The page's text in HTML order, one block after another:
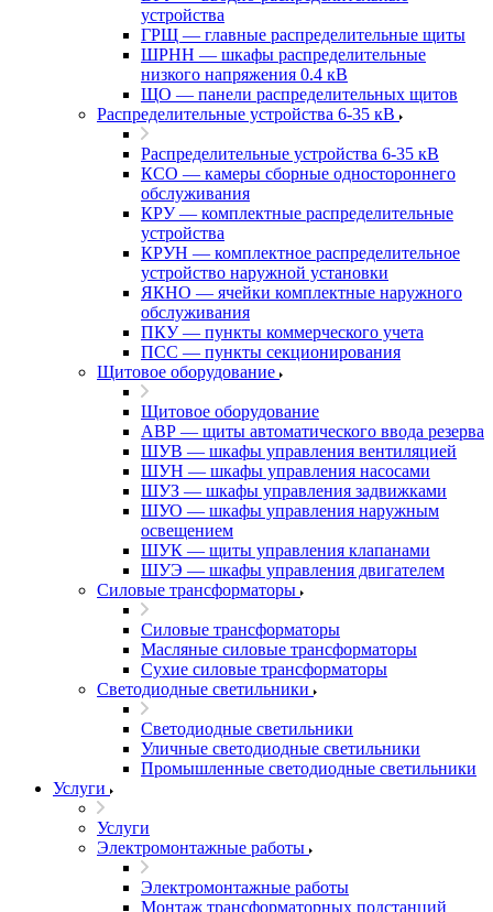
устройства
ГРЩ — главные распределительные щиты
ШРНН — шкафы распределительные
низкого напряжения 0.4 кВ
ЩО — панели распределительных щитов
Распределительные устройства 6-35 кВ
Распределительные устройства 6-35 кВ
КСО — камеры сборные одностороннего
обслуживания
КРУ — комплектные распределительные
устройства
КРУН — комплектное распределительное
устройство наружной установки
ЯКНО — ячейки комплектные наружного
обслуживания
ПКУ — пункты коммерческого учета
ПСС — пункты секционирования
Щитовое оборудование
Щитовое оборудование
АВР — щиты автоматического ввода резерва
ШУВ — шкафы управления вентиляцией
ШУН — шкафы управления насосами
ШУЗ — шкафы управления задвижками
ШУО — шкафы управления наружным
освещением
ШУК — щиты управления клапанами
ШУЭ — шкафы управления двигателем
Силовые трансформаторы
Силовые трансформаторы
Масляные силовые трансформаторы
Сухие силовые трансформаторы
Светодиодные светильники
Светодиодные светильники
Уличные светодиодные светильники
Промышленные светодиодные светильники
Услуги
Услуги
Электромонтажные работы
Электромонтажные работы
Монтаж трансформаторных подстанций